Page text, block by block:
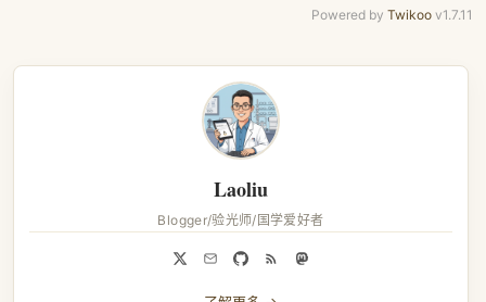
Powered by Twikoo v1.7.11
Laoliu
Blogger/验光师/国学爱好者